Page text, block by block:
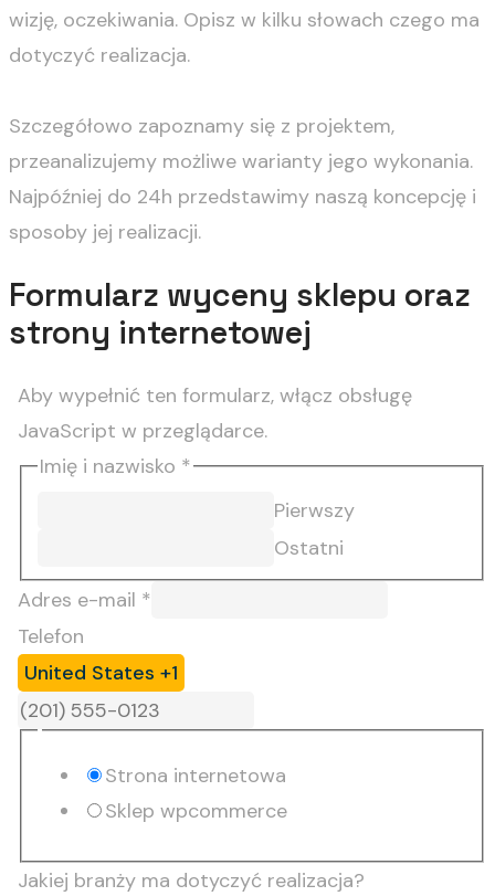
wizję, oczekiwania. Opisz w kilku słowach czego ma
dotyczyć realizacja.
Szczegółowo zapoznamy się z projektem,
przeanalizujemy możliwe warianty jego wykonania.
Najpóźniej do 24h przedstawimy naszą koncepcję i
sposoby jej realizacji.
Formularz wyceny sklepu oraz
strony internetowej
Aby wypełnić ten formularz, włącz obsługę
JavaScript w przeglądarce.
Imię i nazwisko *
Pierwszy
Ostatni
Adres e-mail *
Telefon
United States +1
Strona internetowa
Sklep wpcommerce
Jakiej branży ma dotyczyć realizacja?